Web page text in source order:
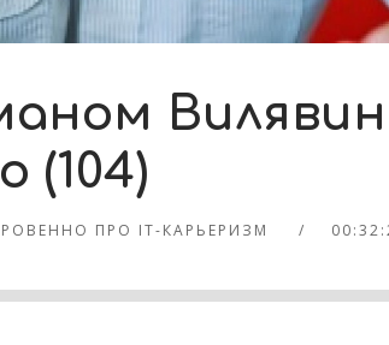
(104)
ПРО IT-КАРЬЕРИЗМ